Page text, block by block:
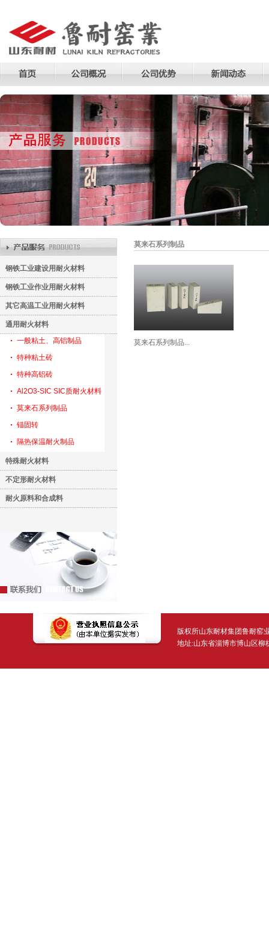
钢铁工业建设用耐火材料
钢铁工业作业用耐火材料
其它高温工业用耐火材料
通用耐火材料
一般粘土、高铝制品
特种粘土砖
特种高铝砖
Al2O3-SIC SIC质耐火材料
莫来石系列制品
锚固转
隔热保温耐火制品
特殊耐火材料
不定形耐火材料
耐火原料和合成料
莫来石系列制品
莫来石系列制品...
版权所山东耐材集团鲁耐窑业
地址:山东省淄博市博山区柳